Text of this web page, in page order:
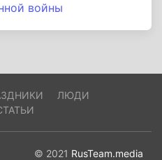
войны
ЛЮДИ
© 2021 RusTeam.media